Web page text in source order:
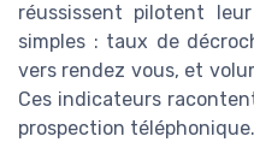
réussissent pilotent
simples : taux de
vers rendez vous, et
Ces indicateurs
prospection téléphonique.